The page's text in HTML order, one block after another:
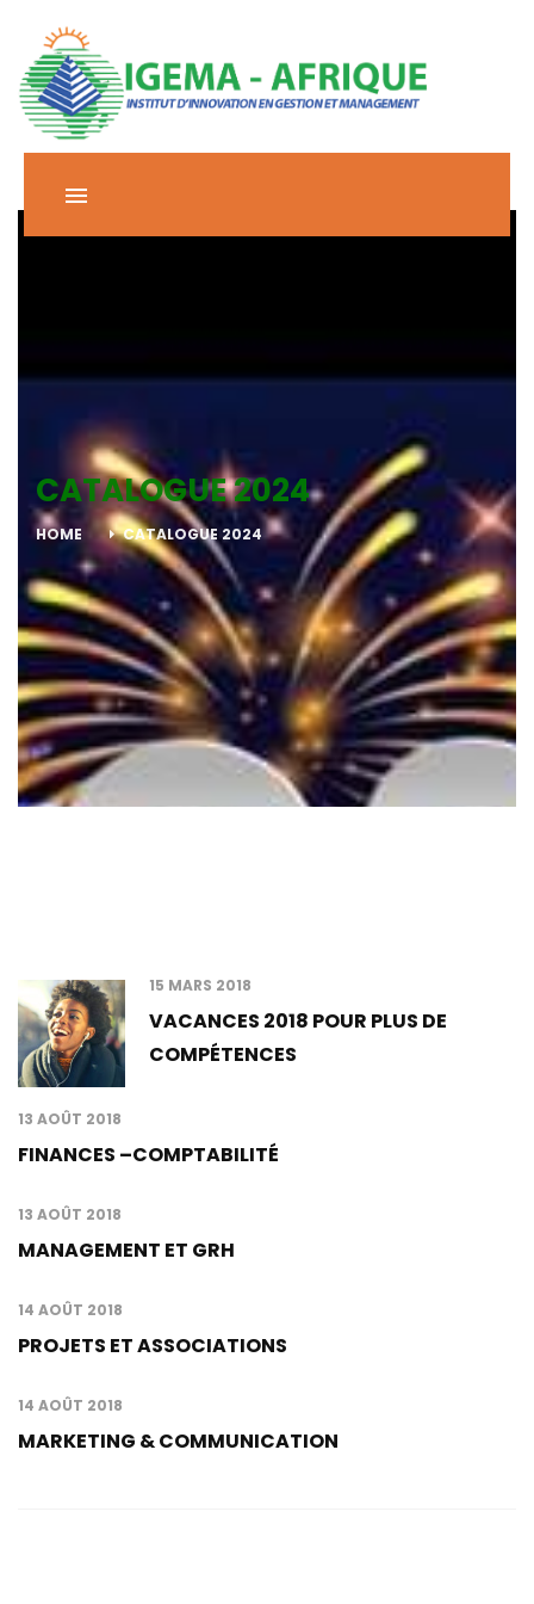
CATALOGUE 2024
HOME CATALOGUE 2024
15 MARS 2018
VACANCES 2018 POUR PLUS DE
COMPÉTENCES
13 AOÛT 2018
FINANCES –COMPTABILITÉ
13 AOÛT 2018
MANAGEMENT ET GRH
14 AOÛT 2018
PROJETS ET ASSOCIATIONS
14 AOÛT 2018
MARKETING & COMMUNICATION